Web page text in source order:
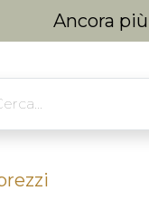
Ancora